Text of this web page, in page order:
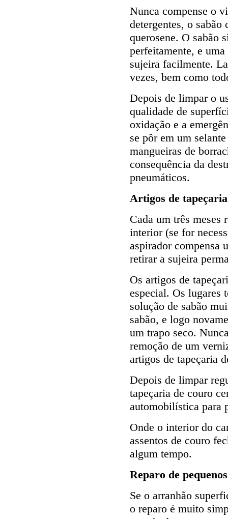
Nunca compense o
detergentes, o sabão
querosene. O sabão
perfeitamente, e
sujeira facilmente.
vezes, bem como
Depois de limpar o
qualidade de
oxidação e a
se pôr em um
mangueiras de
consequência da
pneumáticos.
Artigos de
Cada um três meses
interior (se for
aspirador compensa
retirar a sujeira
Os artigos de
especial. Os lugares
solução de sabão
sabão, e logo
um trapo seco.
remoção de um
artigos de tapeçaria
Depois de limpar
tapeçaria de couro
automobilística para
Onde o interior do
assentos de couro
algum tempo.
Reparo de
Se o arranhão
o reparo é muito